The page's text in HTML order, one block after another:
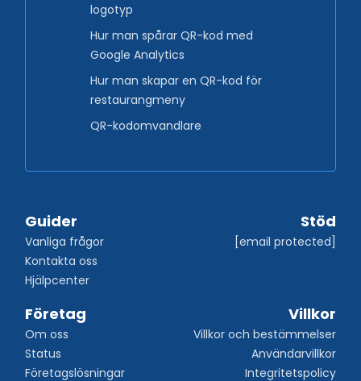
logotyp
Hur man spårar QR-kod med
Google Analytics
Hur man skapar en QR-kod för
restaurangmeny
QR-kodomvandlare
Guider
Vanliga frågor
Kontakta oss
Hjälpcenter
Stöd
[email protected]
Företag
Om oss
Status
Företagslösningar
Villkor
Villkor och bestämmelser
Användarvillkor
Integritetspolicy